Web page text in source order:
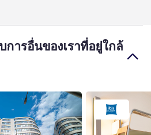
การอื่นของเราที่อยู่ใกล้